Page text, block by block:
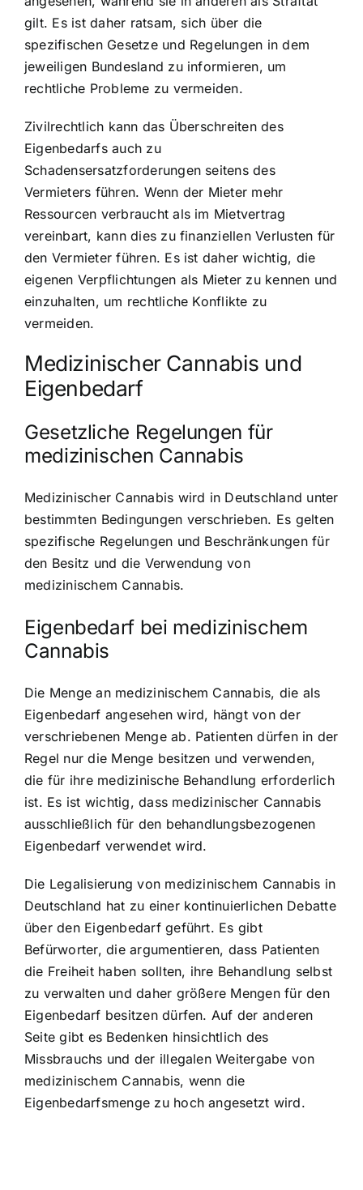
gilt. Es ist daher ratsam, sich über die
spezifischen Gesetze und Regelungen in dem
jeweiligen Bundesland zu informieren, um
rechtliche Probleme zu vermeiden.
Zivilrechtlich kann das Überschreiten des
Eigenbedarfs auch zu
Schadensersatzforderungen seitens des
Vermieters führen. Wenn der Mieter mehr
Ressourcen verbraucht als im Mietvertrag
vereinbart, kann dies zu finanziellen Verlusten für
den Vermieter führen. Es ist daher wichtig, die
eigenen Verpflichtungen als Mieter zu kennen und
einzuhalten, um rechtliche Konflikte zu
vermeiden.
Medizinischer Cannabis und
Eigenbedarf
Gesetzliche Regelungen für
medizinischen Cannabis
Medizinischer Cannabis wird in Deutschland unter
bestimmten Bedingungen verschrieben. Es gelten
spezifische Regelungen und Beschränkungen für
den Besitz und die Verwendung von
medizinischem Cannabis.
Eigenbedarf bei medizinischem
Cannabis
Die Menge an medizinischem Cannabis, die als
Eigenbedarf angesehen wird, hängt von der
verschriebenen Menge ab. Patienten dürfen in der
Regel nur die Menge besitzen und verwenden,
die für ihre medizinische Behandlung erforderlich
ist. Es ist wichtig, dass medizinischer Cannabis
ausschließlich für den behandlungsbezogenen
Eigenbedarf verwendet wird.
Die Legalisierung von medizinischem Cannabis in
Deutschland hat zu einer kontinuierlichen Debatte
über den Eigenbedarf geführt. Es gibt
Befürworter, die argumentieren, dass Patienten
die Freiheit haben sollten, ihre Behandlung selbst
zu verwalten und daher größere Mengen für den
Eigenbedarf besitzen dürfen. Auf der anderen
Seite gibt es Bedenken hinsichtlich des
Missbrauchs und der illegalen Weitergabe von
medizinischem Cannabis, wenn die
Eigenbedarfsmenge zu hoch angesetzt wird.